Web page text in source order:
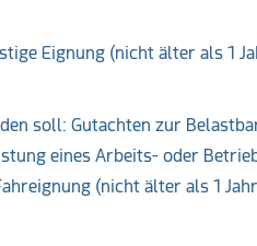
Eignung (nicht älter als 1
soll: Gutachten zur
eines Arbeits- oder
(nicht älter als 1